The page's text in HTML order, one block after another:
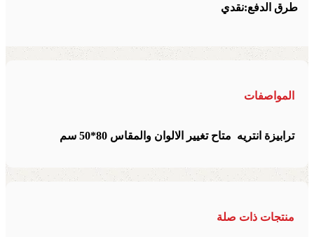
طرق الدفع:نقدي
المواصفات
ترابيزة انتريه متاح تغيير الالوان والمقاس 80*50 سم
منتجات ذات صلة